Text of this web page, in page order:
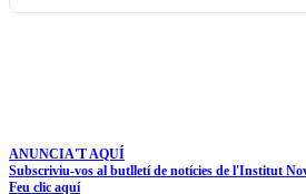
ANUNCIA'T AQUÍ
Subscriviu-vos al butlletí de notícies de l'Institut
Feu clic aquí